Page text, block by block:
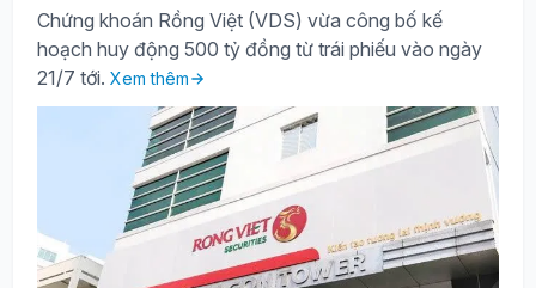
Chứng khoán Rồng Việt (VDS) vừa công bố kế
hoạch huy động 500 tỷ đồng từ trái phiếu vào ngày
21/7 tới. Xem thêm